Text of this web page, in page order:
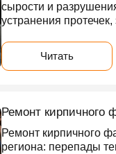
сырости и
устранения
Читать
Ремонт кирпичного
Ремонт кирпичного
региона: перепады